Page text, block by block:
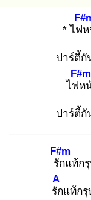
* ไฟห
ปาร์ตี้
ไฟห
F#m
ปาร์ตี้
รัก
F#m
แท้ก
รัก
A
แท้ก